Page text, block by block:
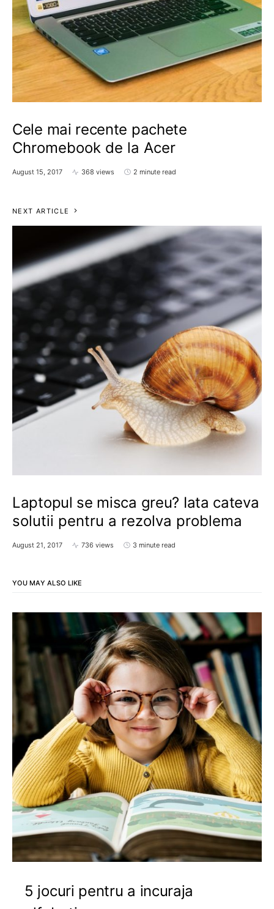
Cele mai recente pachete
Chromebook de la Acer
August 15, 2017 368 views 2 minute read
NEXT ARTICLE
Laptopul se misca greu? Iata cateva
solutii pentru a rezolva problema
August 21, 2017 736 views 3 minute read
YOU MAY ALSO LIKE
5 jocuri pentru a incuraja